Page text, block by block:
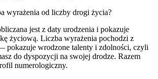
wyrażenia od liczby drogi życia?
jest z daty urodzenia i pokazuje
życiową. Liczba wyrażenia pochodzi z
pokazuje wrodzone talenty i zdolności, czyli
do dyspozycji na swojej drodze. Razem
numerologiczny.